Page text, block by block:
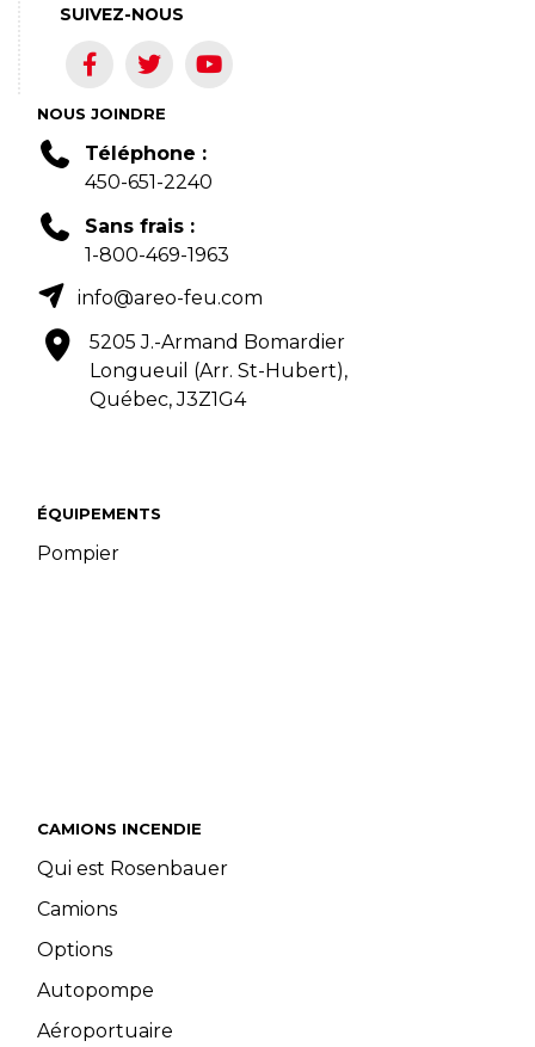
ÉQUIPEMENTS
Pompier
CAMIONS INCENDIE
Qui est Rosenbauer
Camions
Options
Autopompe
Aéroportuaire
NOUS JOINDRE
Téléphone :
450-651-2240
Sans frais :
1-800-469-1963
info@areo-feu.com
5205 J.-Armand Bomardier
Longueuil (Arr. St-Hubert),
Québec, J3Z1G4
SUIVEZ-NOUS